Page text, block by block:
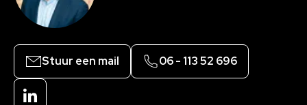
Stuur een mail 06 - 113 52 696